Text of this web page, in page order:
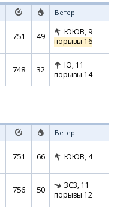
Ветер
751 49 ЮЮВ, 9
порывы 16
748 32 Ю, 11
порывы 14
Ветер
751 66 ЮЮВ, 4
756 50 ЗСЗ, 11
порывы 12